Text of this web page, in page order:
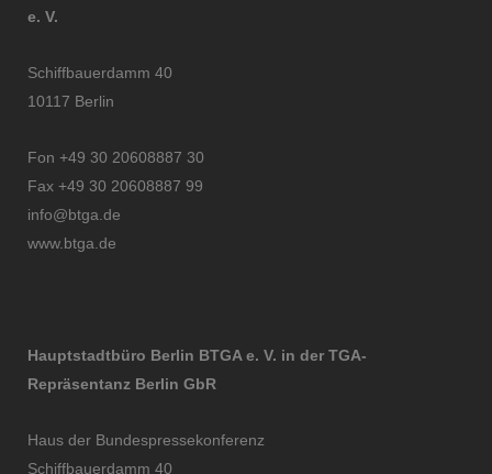
e. V.
Schiffbauerdamm 40
10117 Berlin
Fon +49 30 20608887 30
Fax +49 30 20608887 99
info@btga.de
www.btga.de
Hauptstadtbüro Berlin BTGA e. V. in der TGA-
Repräsentanz Berlin GbR
Haus der Bundespressekonferenz
Schiffbauerdamm 40